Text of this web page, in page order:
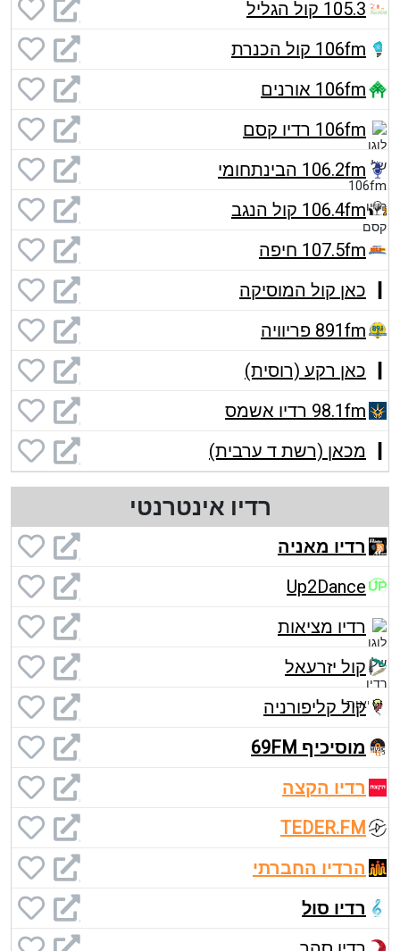
105.3 קול הגליל
106fm קול הכנרת
106fm אורנים
106fm רדיו קסם
106.2fm הבינתחומי
106.4fm קול הנגב
107.5fm חיפה
כאן קול המוסיקה
891fm פריוויה
כאן רקע (רוסית)
98.1fm רדיו אשמס
מכאן (רשת ד ערבית)
רדיו אינטרנטי
רדיו מאניה
Up2Dance
רדיו מציאות
קול יזרעאל
קול קליפורניה
מוסיכיף 69FM
רדיו הקצה
TEDER.FM
הרדיו החברתי
רדיו סול